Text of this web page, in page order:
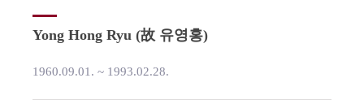
Yong Hong Ryu (故 유영홍)
1960.09.01. ~ 1993.02.28.